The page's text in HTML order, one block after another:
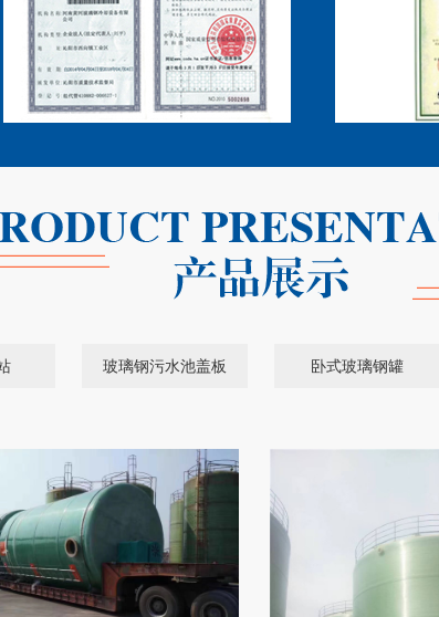
玻璃钢污水池盖板 卧式玻璃钢罐